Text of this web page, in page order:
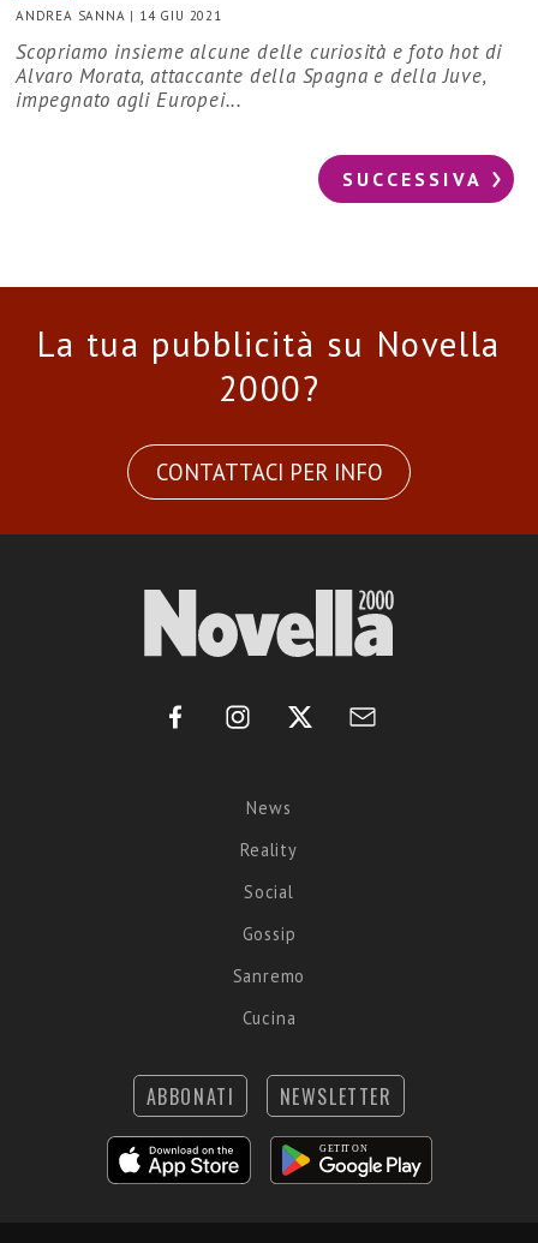
ANDREA SANNA | 14 GIU 2021
Scopriamo insieme alcune delle curiosità e foto hot di
Alvaro Morata, attaccante della Spagna e della Juve,
impegnato agli Europei...
SUCCESSIVA
La tua pubblicità su Novella
2000?
CONTATTACI PER INFO
News
Reality
Social
Gossip
Sanremo
Cucina
ABBONATI NEWSLETTER